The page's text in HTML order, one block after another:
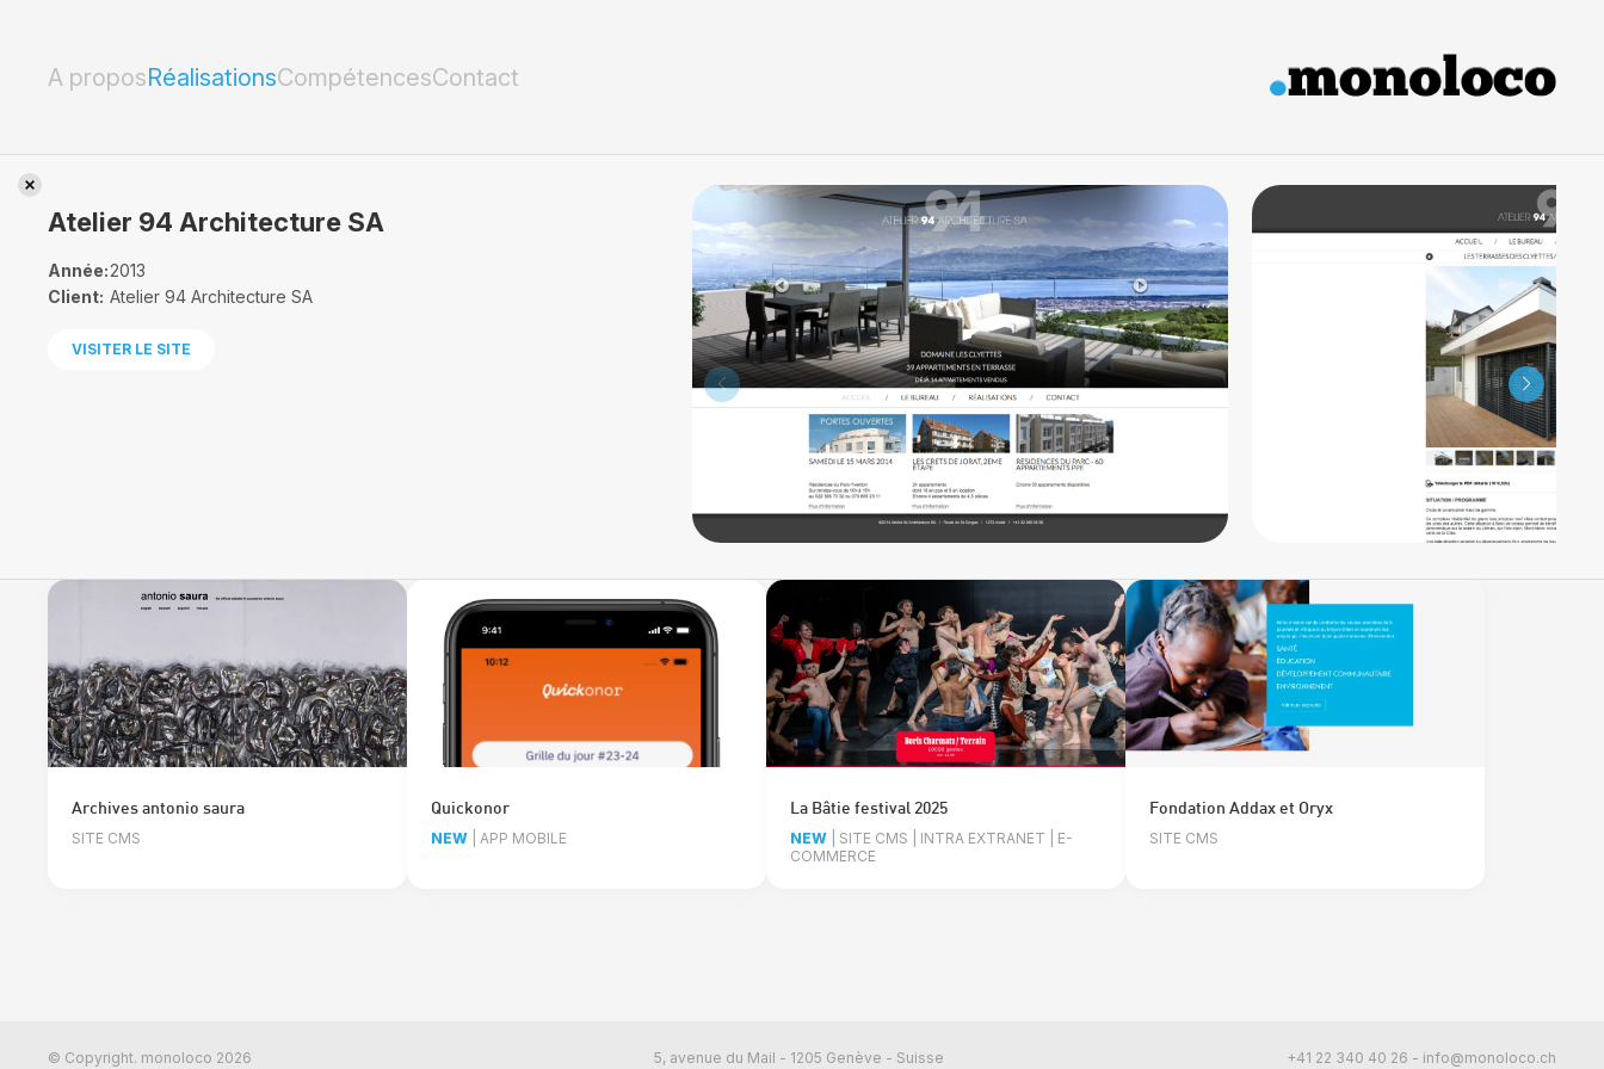
A proposRéalisationsCompétencesContact
Atelier 94 Architecture SA
Année:2013
Client: Atelier 94 Architecture SA
VISITER LE SITE
Archives antonio saura
SITE CMS
Quickonor
NEW | APP MOBILE
La Bâtie festival 2025
NEW | SITE CMS | INTRA EXTRANET | E-
COMMERCE
Fondation Addax et Oryx
SITE CMS
© Copyright. monoloco 2026 5, avenue du Mail - 1205 Genève - Suisse +41 22 340 40 26 - info@monoloco.ch